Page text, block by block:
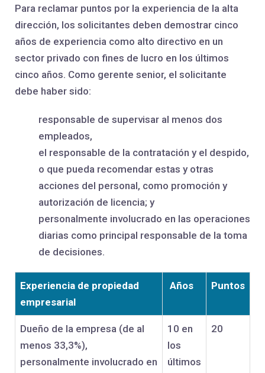
Para reclamar puntos por la experiencia de la alta
dirección, los solicitantes deben demostrar cinco
años de experiencia como alto directivo en un
sector privado con fines de lucro en los últimos
cinco años. Como gerente senior, el solicitante
debe haber sido:
responsable de supervisar al menos dos
empleados,
el responsable de la contratación y el despido,
o que pueda recomendar estas y otras
acciones del personal, como promoción y
autorización de licencia; y
personalmente involucrado en las operaciones
diarias como principal responsable de la toma
de decisiones.
Experiencia de propiedad
empresarial
Años Puntos
Dueño de la empresa (de al
menos 33,3%),
personalmente involucrado en
10 en
los
últimos
20